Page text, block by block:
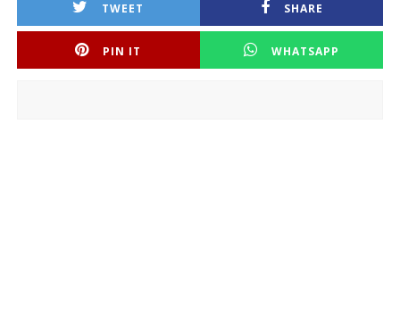
TWEET SHARE
PIN IT WHATSAPP